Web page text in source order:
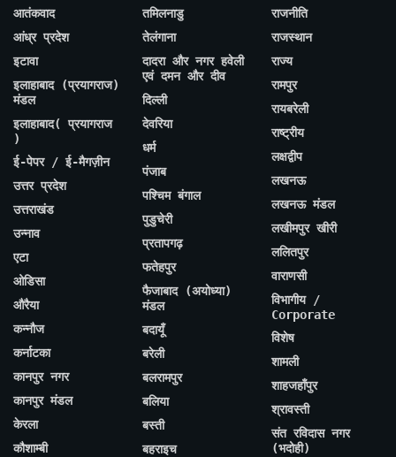
आतंकवाद
आंध्र प्रदेश
इटावा
इलाहाबाद (प्रयागराज)
मंडल
इलाहाबाद( प्रयागराज
)
ई-पेपर / ई-मैगज़ीन
उत्तर प्रदेश
उत्तराखंड
उन्नाव
एटा
ओडिसा
औरैया
कन्नौज
कर्नाटका
कानपुर नगर
कानपुर मंडल
केरला
कौशाम्बी
तमिलनाडु
तेलंगाना
दादरा और नगर हवेली
एवं दमन और दीव
दिल्ली
देवरिया
धर्म
पंजाब
पश्चिम बंगाल
पुडुचेरी
प्रतापगढ़
फतेहपुर
फैजाबाद (अयोध्या)
मंडल
बदायूँ
बरेली
बलरामपुर
बलिया
बस्ती
बहराइच
राजनीति
राजस्थान
राज्य
रामपुर
रायबरेली
राष्ट्रीय
लक्षद्वीप
लखनऊ
लखनऊ मंडल
लखीमपुर खीरी
ललितपुर
वाराणसी
विभागीय /
Corporate
विशेष
शामली
शाहजहाँपुर
श्रावस्ती
संत रविदास नगर
(भदोही)